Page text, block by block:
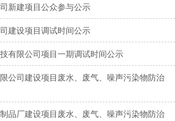
新建项目公众参与公示
建设项目调试时间公示
有限公司项目一期调试时间公示
公司建设项目废水、废气、噪声污染物防治
品厂建设项目废水、废气、噪声污染物防治